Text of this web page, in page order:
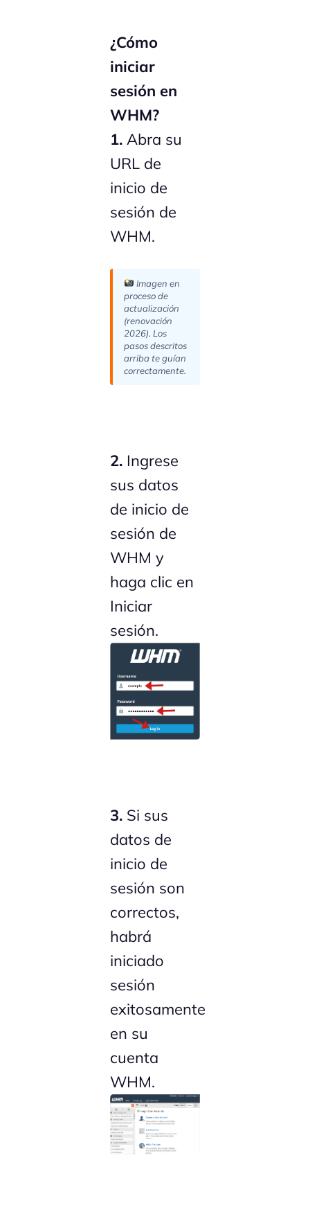
¿Cómo
iniciar
sesión en
WHM?
1. Abra su
URL de
inicio de
sesión de
WHM.
Imagen en
proceso de
actualización
(renovación
2026). Los
pasos descritos
arriba te guían
correctamente.
2. Ingrese
sus datos
de inicio de
sesión de
WHM y
haga clic en
Iniciar
sesión.
3. Si sus
datos de
inicio de
sesión son
correctos,
habrá
iniciado
sesión
exitosamente
en su
cuenta
WHM.